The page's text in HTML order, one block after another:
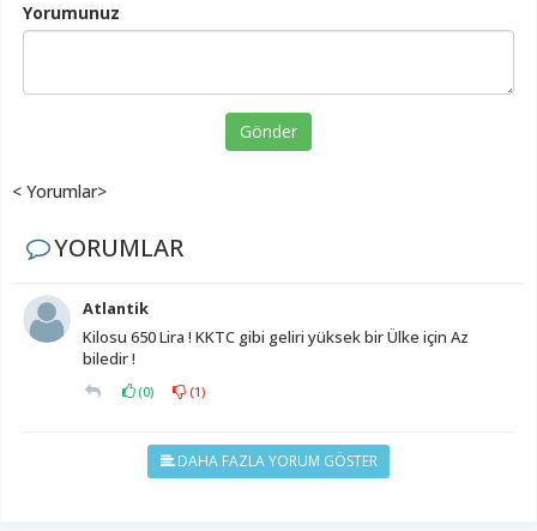
Yorumunuz
Gönder
< Yorumlar>
YORUMLAR
Atlantik
Kilosu 650 Lira ! KKTC gibi geliri yüksek bir Ülke için Az
biledir !
(0) (1)
DAHA FAZLA YORUM GÖSTER